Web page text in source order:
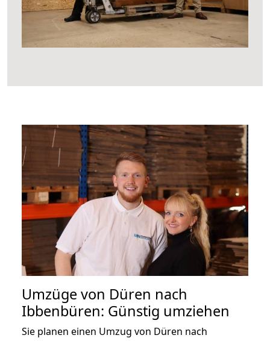
Umzüge von Düren nach
Ibbenbüren: Günstig umziehen
Sie planen einen Umzug von Düren nach